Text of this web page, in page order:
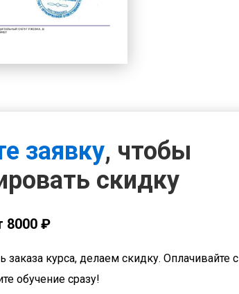
заявку, чтобы
скидку
8000 ₽
заказа курса, делаем скидку. Оплачивайте с
обучение сразу!